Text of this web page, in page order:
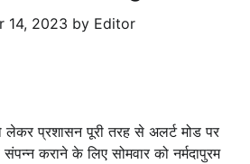
14, 2023 by Editor
लेकर प्रशासन पूरी तरह से अलर्ट मोड पर
संपन्न कराने के लिए सोमवार को नर्मदापुरम